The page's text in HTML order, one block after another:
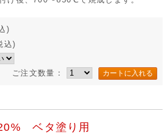
)
込)
ご注文数量：
ベタ塗り用